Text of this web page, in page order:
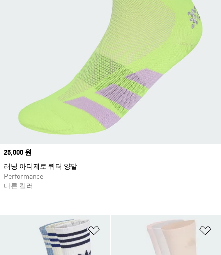
Price
25,000 원
러닝 아디제로 쿼터 양말
Performance
다른 컬러